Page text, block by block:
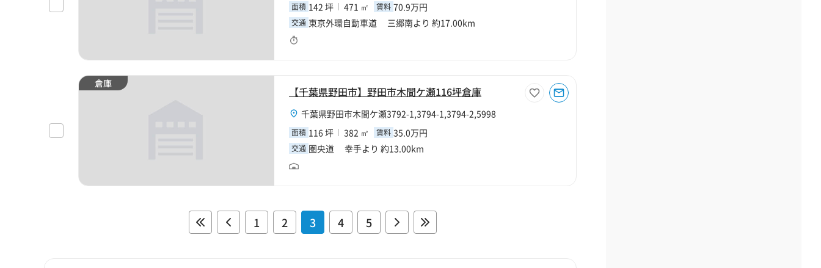
面積 142 坪 471 ㎡ 賃料 70.9万円
交通 東京外環自動車道 三郷南より 約17.00km
倉庫
【千葉県野田市】野田市木間ケ瀬116坪倉庫
千葉県野田市木間ケ瀬3792-1,3794-1,3794-2,5998
面積 116 坪 382 ㎡ 賃料 35.0万円
交通 圏央道 幸手より 約13.00km
1 2 3 4 5